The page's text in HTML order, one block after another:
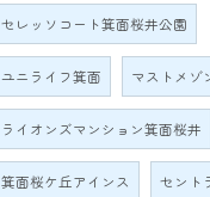
セレッソコート箕面桜井公園
ユニライフ箕面 マストメゾ
ライオンズマンション箕面桜井
箕面桜ケ丘アインス セント